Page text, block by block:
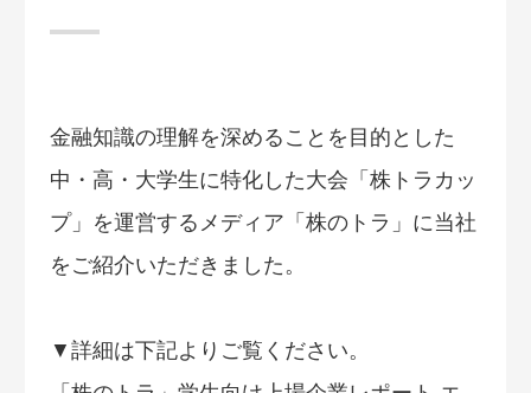
金融知識の理解を深めることを目的とした
中・高・大学生に特化した大会「株トラカッ
プ」を運営するメディア「株のトラ」に当社
をご紹介いただきました。
▼詳細は下記よりご覧ください。